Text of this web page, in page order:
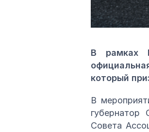
В рамках
который
В
губернатор
Совета